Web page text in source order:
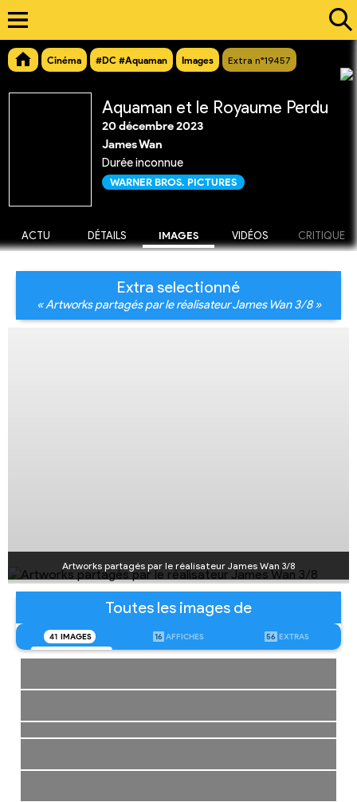
Cinéma #DC #Aquaman Images Extra n°19457
Aquaman et le Royaume Perdu
20 décembre 2023
James Wan
Durée inconnue
WARNER BROS. PICTURES
ACTU DÉTAILS IMAGES VIDÉOS CRITIQUE
Extra selectionné
« Artworks partagés par le réalisateur James Wan 3/8 »
Artworks partagés par le réalisateur James Wan 3/8
Toutes les images de
41 IMAGES 16 AFFICHES 56 EXTRAS